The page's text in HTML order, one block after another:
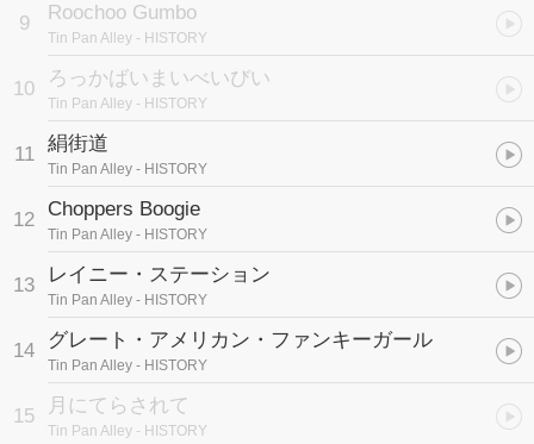
9 Roochoo Gumbo
Tin Pan Alley - HISTORY
10 ろっかばいまいべいびい
Tin Pan Alley - HISTORY
11 絹街道
Tin Pan Alley - HISTORY
12 Choppers Boogie
Tin Pan Alley - HISTORY
13 レイニー・ステーション
Tin Pan Alley - HISTORY
14 グレート・アメリカン・ファンキーガール
Tin Pan Alley - HISTORY
15 月にてらされて
Tin Pan Alley - HISTORY